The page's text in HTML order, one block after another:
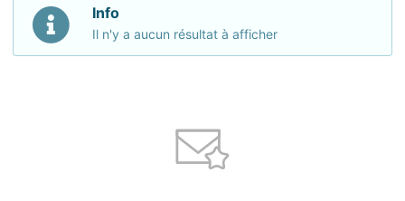
Info
Il n'y a aucun résultat à afficher